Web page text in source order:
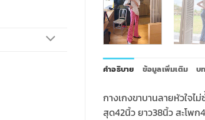
คำอธิบาย ข้อมูลเพิ่มเติม บ
กางเกงขาบานลายหัวใจไ
สุด42นิ้ว ยาว38นิ้ว สะโพก